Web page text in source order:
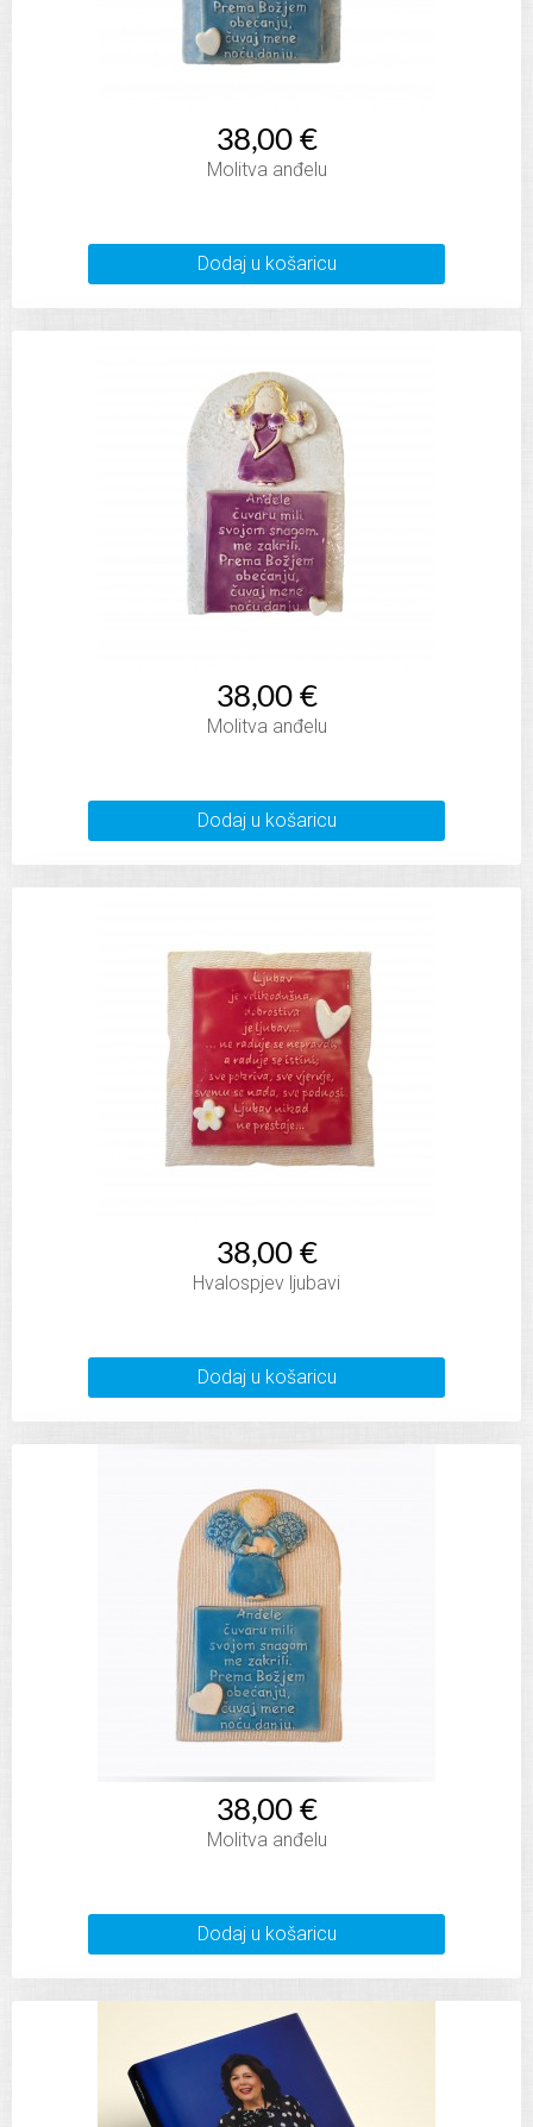
38,00 €
Molitva anđelu
Dodaj u košaricu
38,00 €
Molitva anđelu
Dodaj u košaricu
38,00 €
Hvalospjev ljubavi
Dodaj u košaricu
38,00 €
Molitva anđelu
Dodaj u košaricu